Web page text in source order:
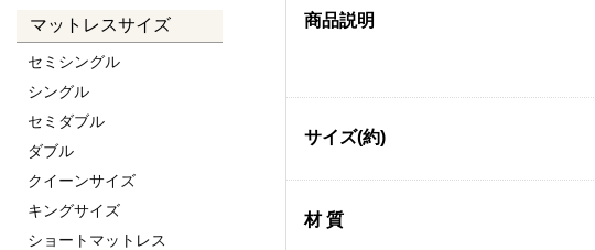
マットレスサイズ
セミシングル
シングル
セミダブル
ダブル
クイーンサイズ
キングサイズ
ショートマットレス
商品説明
サイズ(約)
材 質